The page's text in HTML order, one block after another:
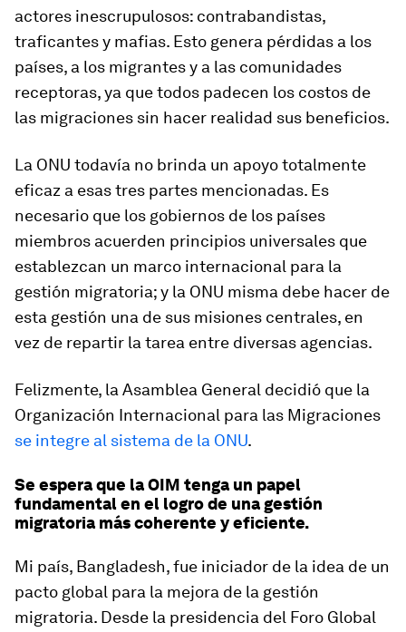
actores inescrupulosos: contrabandistas,
traficantes y mafias. Esto genera pérdidas a los
países, a los migrantes y a las comunidades
receptoras, ya que todos padecen los costos de
las migraciones sin hacer realidad sus beneficios.
La ONU todavía no brinda un apoyo totalmente
eficaz a esas tres partes mencionadas. Es
necesario que los gobiernos de los países
miembros acuerden principios universales que
establezcan un marco internacional para la
gestión migratoria; y la ONU misma debe hacer de
esta gestión una de sus misiones centrales, en
vez de repartir la tarea entre diversas agencias.
Felizmente, la Asamblea General decidió que la
Organización Internacional para las Migraciones
se integre al sistema de la ONU.
Se espera que la OIM tenga un papel
fundamental en el logro de una gestión
migratoria más coherente y eficiente.
Mi país, Bangladesh, fue iniciador de la idea de un
pacto global para la mejora de la gestión
migratoria. Desde la presidencia del Foro Global